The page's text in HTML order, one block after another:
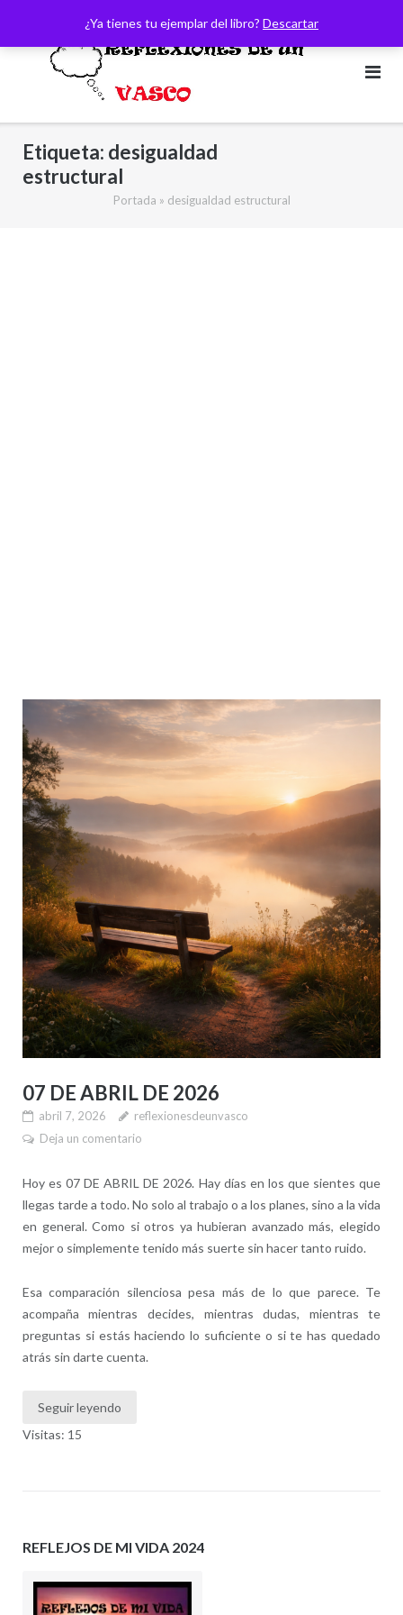
¿Ya tienes tu ejemplar del libro? Descartar
contenido
Etiqueta: desigualdad
estructural
Portada » desigualdad estructural
07 DE ABRIL DE 2026
abril 7, 2026
reflexionesdeunvasco
Deja un comentario
Hoy es 07 DE ABRIL DE 2026. Hay días en los que sientes que
llegas tarde a todo. No solo al trabajo o a los planes, sino a la vida
en general. Como si otros ya hubieran avanzado más, elegido
mejor o simplemente tenido más suerte sin hacer tanto ruido.
Esa comparación silenciosa pesa más de lo que parece. Te
acompaña mientras decides, mientras dudas, mientras te
preguntas si estás haciendo lo suficiente o si te has quedado
atrás sin darte cuenta.
Seguir leyendo
Visitas: 15
REFLEJOS DE MI VIDA 2024